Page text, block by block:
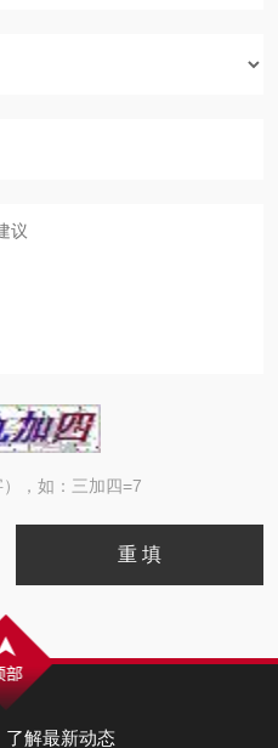
，如：三加四=7
了解最新动态